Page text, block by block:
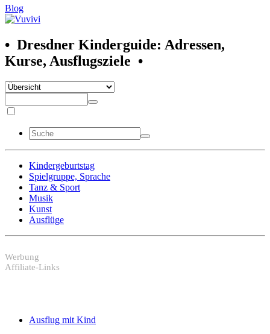
Blog
• Dresdner Kinderguide: Adressen,
Kurse, Ausflugsziele •
Kindergeburtstag
Spielgruppe, Sprache
Tanz & Sport
Musik
Kunst
Ausflüge
Werbung
Affiliate-Links
Ausflug mit Kind